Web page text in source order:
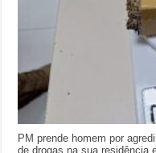
PM prende homem por
de drogas na sua residência